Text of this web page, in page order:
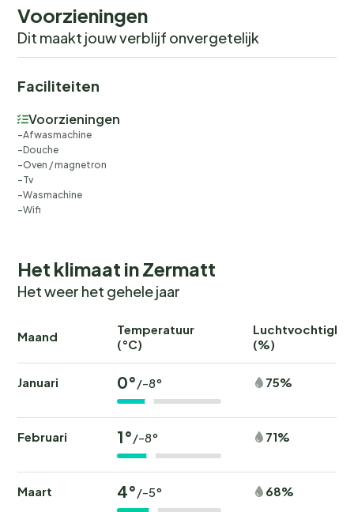
Voorzieningen
Dit maakt jouw verblijf onvergetelijk
Faciliteiten
Voorzieningen
Afwasmachine
Douche
Oven / magnetron
Tv
Wasmachine
Wifi
Het klimaat in Zermatt
Het weer het gehele jaar
Maand
Temperatuur
(°C)
(%)
Januari 0° /-8° 75%
Februari 1° /-8° 71%
Maart 4° /-5° 68%